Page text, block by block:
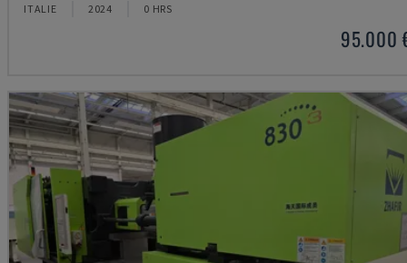
ITALIE 2024 0 HRS
95.000